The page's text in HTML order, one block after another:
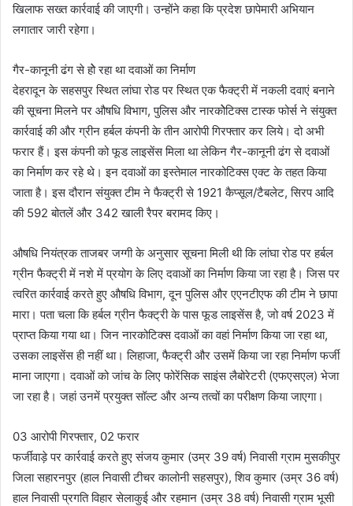
खिलाफ सख्त कार्रवाई की जाएगी। उन्होंने कहा कि प्रदेश छापेमारी अभियान
लगातार जारी रहेगा।
गैर-कानूनी ढंग से होे रहा था दवाओं का निर्माण
देहरादून के सहसपुर स्थित लांघा रोड पर स्थित एक फैक्ट्री में नकली दवाएं बनाने
की सूचना मिलने पर औषधि विभाग, पुलिस और नारकोेटिक्स टास्क फोर्स ने संयुक्त
कार्रवाई की और ग्रीन हर्बल कंपनी के तीन आरोपी गिरफ्तार कर लिये। दो अभी
फरार हैं। इस कंपनी को फूड लाइसेंस मिला था लेकिन गैर-कानूनी ढंग से दवाओं
का निर्माण कर रहे थे। इन दवाओं का इस्तेमाल नारकोटिक्स एक्ट के तहत किया
जाता है। इस दौरान संयुक्त टीम ने फैक्ट्री से 1921 कैप्सूल/टैबलेट, सिरप आदि
की 592 बोतलें और 342 खाली रैपर बरामद किए।
औषधि नियंत्रक ताजबर जग्गी के अनुसार सूचना मिली थी कि लांघा रोड पर हर्बल
ग्रीन फैक्ट्री में नशे में प्रयोग के लिए दवाओं का निर्माण किया जा रहा है। जिस पर
त्वरित कार्रवाई करते हुए औषधि विभाग, दून पुलिस और एएनटीएफ की टीम ने छापा
मारा। पता चला कि हर्बल ग्रीन फैक्ट्री के पास फूड लाइसेंस है, जो वर्ष 2023 में
प्राप्त किया गया था। जिन नारकोटिक्स दवाओं का वहां निर्माण किया जा रहा था,
उसका लाइसेंस ही नहीं था। लिहाजा, फैक्ट्री और उसमें किया जा रहा निर्माण फर्जी
माना जाएगा। दवाओं को जांच के लिए फोरेंसिक साइंस लैबोरेटरी (एफएसएल) भेजा
जा रहा है। जहां उनमें प्रयुक्त सॉल्ट और अन्य तत्वों का परीक्षण किया जाएगा।
03 आरोपी गिरफ्तार, 02 फरार
फर्जीवाड़े पर कार्रवाई करते हुए संजय कुमार (उम्र 39 वर्ष) निवासी ग्राम मुसकीपुर
जिला सहारनपुर (हाल निवासी टीचर कालोनी सहसपुर), शिव कुमार (उम्र 36 वर्ष)
हाल निवासी प्रगति विहार सेलाकुई और रहमान (उम्र 38 वर्ष) निवासी ग्राम भूसी